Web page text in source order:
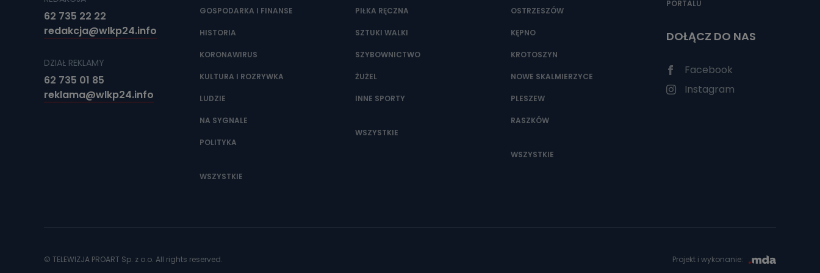
62 735 22 22
redakcja@wlkp24.info
DZIAŁ REKLAMY
62 735 01 85
reklama@wlkp24.info
GOSPODARKA I FINANSE
HISTORIA
KORONAWIRUS
KULTURA I ROZRYWKA
LUDZIE
NA SYGNALE
POLITYKA
WSZYSTKIE
PIŁKA RĘCZNA
SZTUKI WALKI
SZYBOWNICTWO
ŻUŻEL
INNE SPORTY
WSZYSTKIE
OSTRZESZÓW
KĘPNO
KROTOSZYN
NOWE SKALMIERZYCE
PLESZEW
RASZKÓW
WSZYSTKIE
PORTALU
DOŁĄCZ DO NAS
Facebook
Instagram
© TELEWIZJA PROART Sp. z o.o. All rights reserved. Projekt i wykonanie: